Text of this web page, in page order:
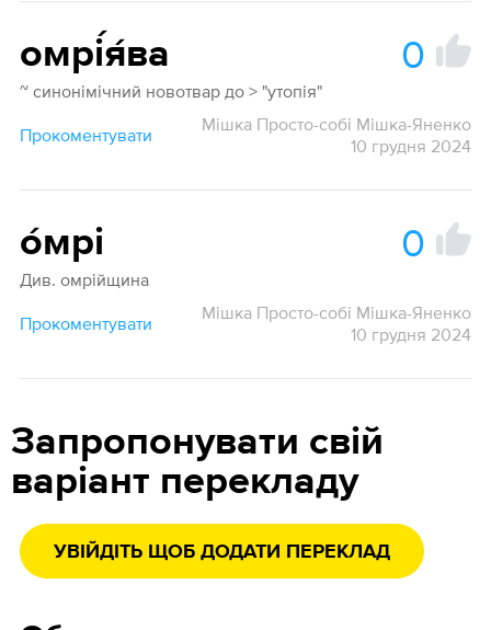
омрі́я́ва 0
~ синонімічний новотвар до > "утопія"
Прокоментувати
Мішка Просто-собі Мішка-Яненко
10 грудня 2024
о́мрі 0
Див. омрійщина
Прокоментувати
Мішка Просто-собі Мішка-Яненко
10 грудня 2024
Запропонувати свій
варіант перекладу
УВІЙДІТЬ ЩОБ ДОДАТИ ПЕРЕКЛАД